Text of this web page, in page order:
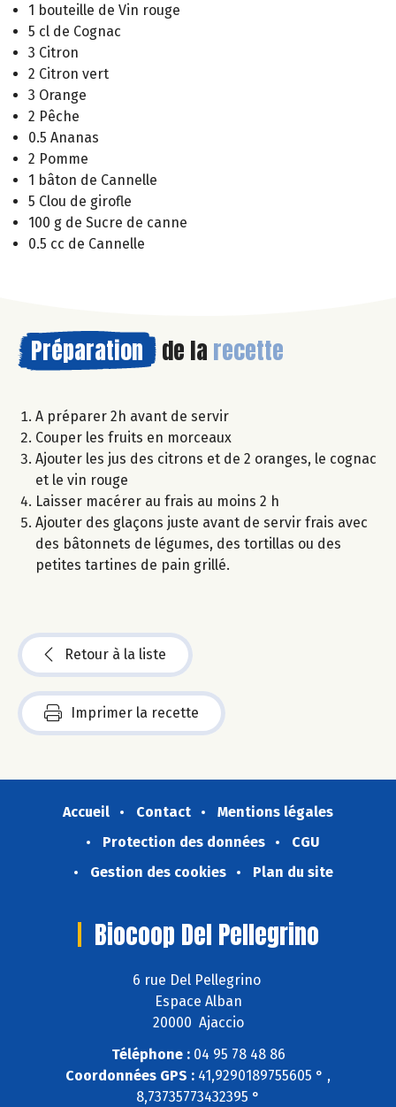
1 bouteille de Vin rouge
5 cl de Cognac
3 Citron
2 Citron vert
3 Orange
2 Pêche
0.5 Ananas
2 Pomme
1 bâton de Cannelle
5 Clou de girofle
100 g de Sucre de canne
0.5 cc de Cannelle
Préparation de la recette
A préparer 2h avant de servir
Couper les fruits en morceaux
Ajouter les jus des citrons et de 2 oranges, le cognac
et le vin rouge
Laisser macérer au frais au moins 2 h
Ajouter des glaçons juste avant de servir frais avec
des bâtonnets de légumes, des tortillas ou des
petites tartines de pain grillé.
Retour à la liste
Imprimer la recette
Accueil Contact
Mentions légales
Protection des données
CGU
Gestion des cookies
Plan du site
Biocoop Del Pellegrino
6 rue Del Pellegrino
Espace Alban
20000 Ajaccio
Téléphone :04 95 78 48 86
Coordonnées GPS : 41,9290189755605 ° ,
8,73735773432395 °